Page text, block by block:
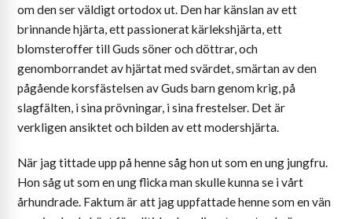
om den ser väldigt ortodox ut. Den har känslan av ett
brinnande hjärta, ett passionerat kärlekshjärta, ett
blomsteroffer till Guds söner och döttrar, och
genomborrandet av hjärtat med svärdet, smärtan av den
pågående korsfästelsen av Guds barn genom krig, på
slagfälten, i sina prövningar, i sina frestelser. Det är
verkligen ansiktet och bilden av ett modershjärta.
När jag tittade upp på henne såg hon ut som en ung jungfru.
Hon såg ut som en ung flicka man skulle kunna se i vårt
århundrade. Faktum är att jag uppfattade henne som en vän